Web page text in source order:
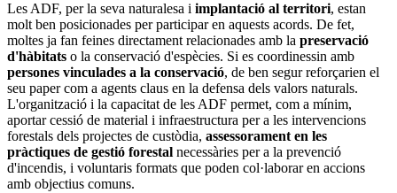
Les ADF, per la seva naturalesa i implantació al territori, estan
molt ben posicionades per participar en aquests acords. De fet,
moltes ja fan feines directament relacionades amb la preservació
d'hàbitats o la conservació d'espècies. Si es coordinessin amb
persones vinculades a la conservació, de ben segur reforçarien el
seu paper com a agents claus en la defensa dels valors naturals.
L'organització i la capacitat de les ADF permet, com a mínim,
aportar cessió de material i infraestructura per a les intervencions
forestals dels projectes de custòdia, assessorament en les
pràctiques de gestió forestal necessàries per a la prevenció
d'incendis, i voluntaris formats que poden col·laborar en accions
amb objectius comuns.